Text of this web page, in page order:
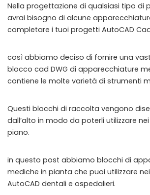
Nella progettazione di qualsiasi tipo di
avrai bisogno di alcune
completare i tuoi progetti AutoCAD
così abbiamo deciso di fornire una
blocco cad DWG di apparecchiature
contiene le molte varietà di strumenti
Questi blocchi di raccolta vengono
dall’alto in modo da poterli utilizzare
piano.
in questo post abbiamo blocchi di
mediche in pianta che puoi utilizzare
AutoCAD dentali e ospedalieri.